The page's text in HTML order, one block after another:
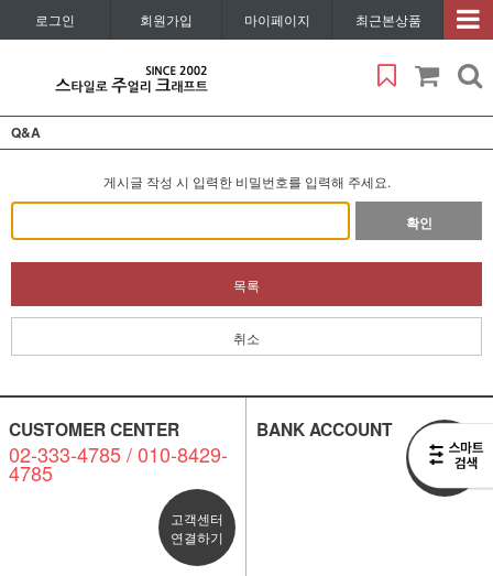
로그인 회원가입 마이페이지 최근본상품
Q&A
게시글 작성 시 입력한 비밀번호를 입력해 주세요.
확인
목록
취소
CUSTOMER CENTER
02-333-4785 / 010-8429-
4785
고객센터
연결하기
BANK ACCOUNT
비회원
1:1 문의